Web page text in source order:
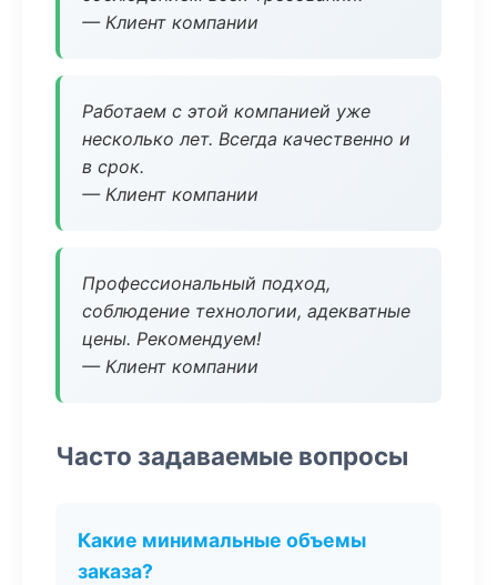
— Клиент компании
Работаем с этой компанией уже
несколько лет. Всегда качественно и
в срок.
— Клиент компании
Профессиональный подход,
соблюдение технологии, адекватные
цены. Рекомендуем!
— Клиент компании
Часто задаваемые вопросы
Какие минимальные объемы
заказа?